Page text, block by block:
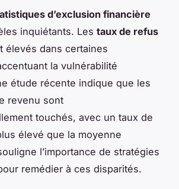
d’exclusion financière
inquiétants. Les taux de refus
élevés dans certaines
la vulnérabilité
étude récente indique que les
revenu sont
touchés, avec un taux de
élevé que la moyenne
l’importance de stratégies
remédier à ces disparités.